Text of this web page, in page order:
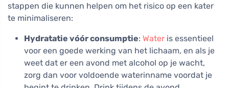
stappen die kunnen helpen om het risico op een kater
te minimaliseren:
Hydratatie vóór consumptie: Water is essentieel
voor een goede werking van het lichaam, en als je
weet dat er een avond met alcohol op je wacht,
zorg dan voor voldoende waterinname voordat je